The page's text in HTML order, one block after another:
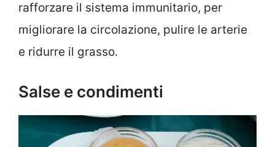
rafforzare il sistema immunitario, per
migliorare la circolazione, pulire le arterie
e ridurre il grasso.
Salse e condimenti